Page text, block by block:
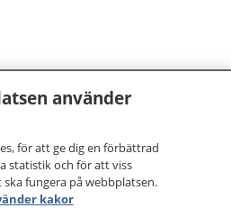
använder
för att ge dig en förbättrad
statistik och för att viss
fungera på webbplatsen.
kakor